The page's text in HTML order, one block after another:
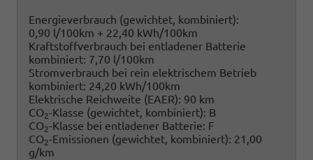
Energieverbrauch (gewichtet, kombiniert):
0,90 l/100km + 22,40 kWh/100km
Kraftstoffverbrauch bei entladener Batterie
kombiniert: 7,70 l/100km
Stromverbrauch bei rein elektrischem Betrieb
kombiniert: 24,20 kWh/100km
Elektrische Reichweite (EAER): 90 km
CO2-Klasse (gewichtet, kombiniert): B
CO2-Klasse bei entladener Batterie: F
CO2-Emissionen (gewichtet, kombiniert): 21,00
g/km